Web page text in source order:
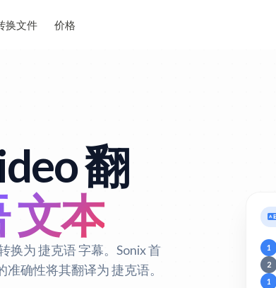
换文件 价格
翻
文本
换为 捷克语 字幕。Sonix 首
确性将其翻译为 捷克语。
1
2
1